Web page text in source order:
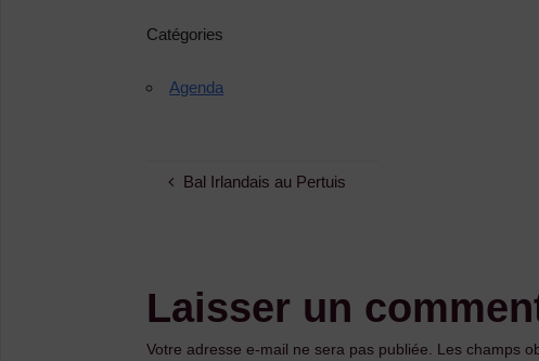
Catégories
Agenda
Bal Irlandais au Pertuis
Laisser un
Votre adresse e-mail ne sera pas publiée. Les champs